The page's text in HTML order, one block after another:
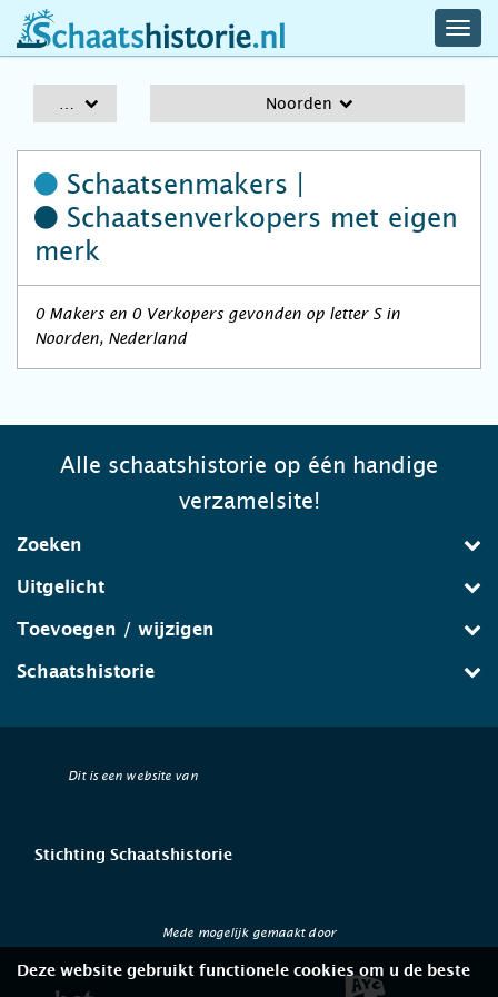
schaatshistorie.nl
Noorden
Schaatsenmakers |
Schaatsenverkopers met eigen
merk
0 Makers en 0 Verkopers gevonden op letter S in
Noorden, Nederland
Alle schaatshistorie op één handige
verzamelsite!
Zoeken
Uitgelicht
Toevoegen / wijzigen
Schaatshistorie
Dit is een website van
Stichting Schaatshistorie
Mede mogelijk gemaakt door
Deze website gebruikt functionele cookies om u de beste